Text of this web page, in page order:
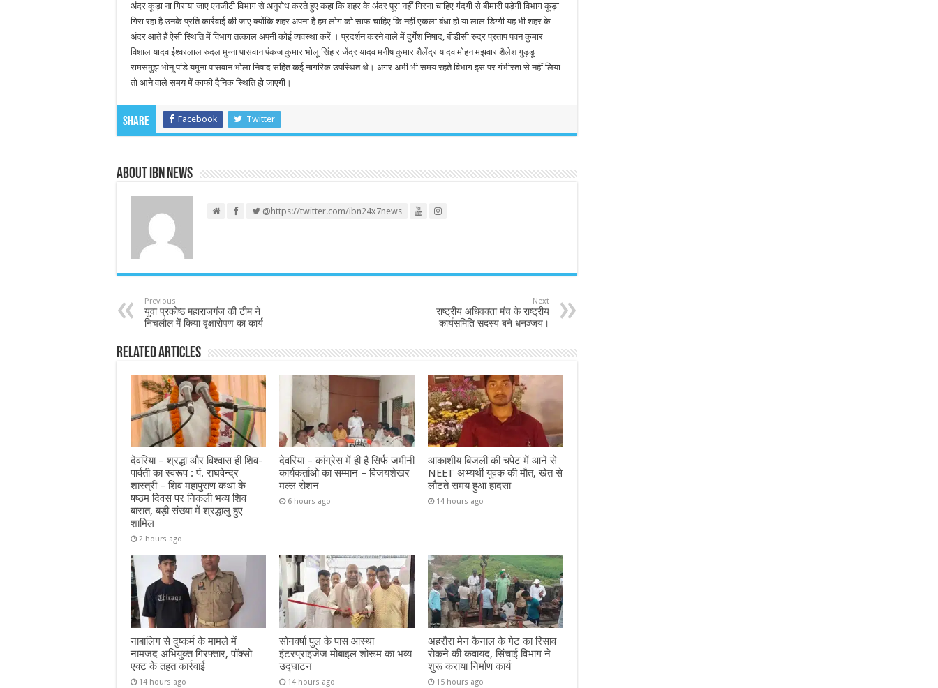
अंदर कूड़ा ना गिराया जाए एनजीटी विभाग से अनुरोध करते हुए कहा कि शहर के अंदर पूरा नहीं गिरना चाहिए गंदगी से बीमारी पड़ेगी विभाग कूड़ा
गिरा रहा है उनके प्रति कार्रवाई की जाए क्योंकि शहर अपना है हम लोग को साफ चाहिए कि नहीं एकला बंधा हो या लाल डिग्गी यह भी शहर के
अंदर आते हैं ऐसी स्थिति में विभाग तत्काल अपनी कोई व्यवस्था करें । प्रदर्शन करने वाले में दुर्गेश निषाद, बीडीसी रुद्र प्रताप पवन कुमार
विशाल यादव ईश्वरलाल रुदल मुन्ना पासवान पंकज कुमार भोलू सिंह राजेंद्र यादव मनीष कुमार शैलेंद्र यादव मोहन मझवार शैलेश गुड्डू
रामसमुझ भोनू पांडे यमुना पासवान भोला निषाद सहित कई नागरिक उपस्थित थे। अगर अभी भी समय रहते विभाग इस पर गंभीरता से नहीं लिया
तो आने वाले समय में काफी दैनिक स्थिति हो जाएगी।
Share Facebook Twitter
About IBN NEWS
@https://twitter.com/ibn24x7news
Previous
युवा प्रकोष्ठ महाराजगंज की टीम ने
निचलौल में किया वृक्षारोपण का कार्य
Next
राष्ट्रीय अधिवक्ता मंच के राष्ट्रीय
कार्यसमिति सदस्य बने धनञ्जय।
Related Articles
देवरिया – श्रद्धा और विश्वास ही शिव-
पार्वती का स्वरूप : पं. राघवेन्द्र
शास्त्री – शिव महापुराण कथा के
षष्ठम दिवस पर निकली भव्य शिव
बारात, बड़ी संख्या में श्रद्धालु हुए
शामिल
2 hours ago
देवरिया – कांग्रेस में ही है सिर्फ जमीनी
कार्यकर्ताओ का सम्मान – विजयशेखर
मल्ल रोशन
6 hours ago
आकाशीय बिजली की चपेट में आने से
NEET अभ्यर्थी युवक की मौत, खेत से
लौटते समय हुआ हादसा
14 hours ago
नाबालिग से दुष्कर्म के मामले में
नामजद अभियुक्त गिरफ्तार, पॉक्सो
एक्ट के तहत कार्रवाई
14 hours ago
सोनवर्षा पुल के पास आस्था
इंटरप्राइजेज मोबाइल शोरूम का भव्य
उद्घाटन
14 hours ago
अहरौरा मेन कैनाल के गेट का रिसाव
रोकने की कवायद, सिंचाई विभाग ने
शुरू कराया निर्माण कार्य
15 hours ago